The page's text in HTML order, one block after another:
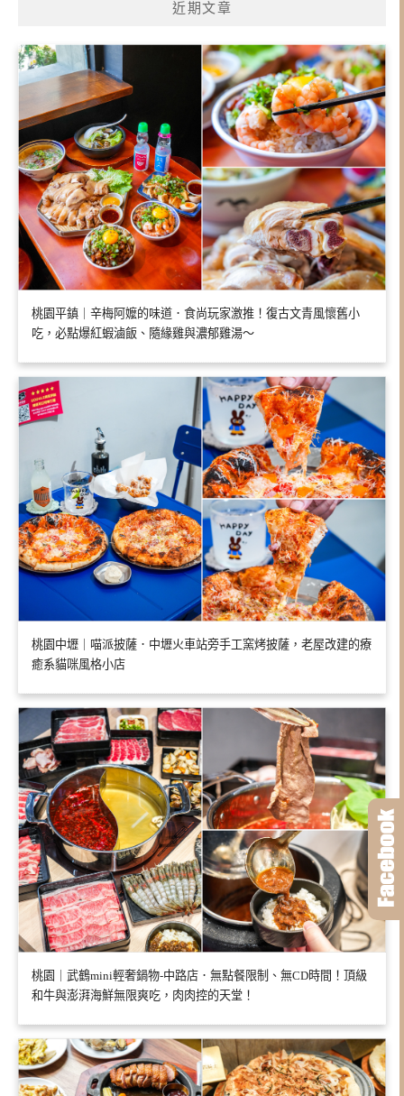
近期文章
桃園平鎮｜辛梅阿嬤的味道．食尚玩家激推！復古文青風懷舊小
吃，必點爆紅蝦滷飯、隨緣雞與濃郁雞湯～
桃園中壢｜喵派披薩．中壢火車站旁手工窯烤披薩，老屋改建的療
癒系貓咪風格小店
桃園｜武鶴mini輕奢鍋物-中路店．無點餐限制、無CD時間！頂級
和牛與澎湃海鮮無限爽吃，肉肉控的天堂！